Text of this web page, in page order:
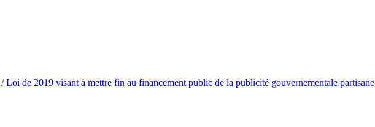
de 2019 visant à mettre fin au financement public de la publicité gouvernementale partisane